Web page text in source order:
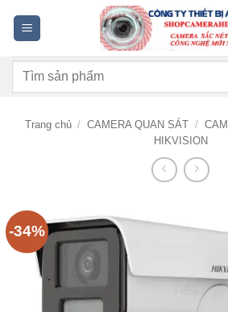
dung
Tìm
Trang chủ / CAMERA QUAN SÁT /
HIKVISION
-34%